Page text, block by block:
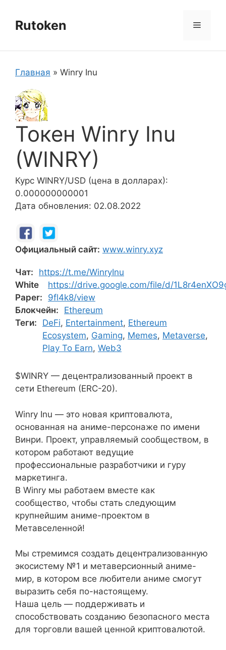
содержимому
Rutoken Меню
Главная » Winry Inu
Токен Winry Inu
(WINRY)
Курс WINRY/USD (цена в долларах):
0.000000000001
Дата обновления: 02.08.2022
Официальный сайт: www.winry.xyz
Чат:
https://t.me/WinryInu
White
Paper:
https://drive.google.com/file/d/
9fl4k8/view
Блокчейн:
Ethereum
Теги:
DeFi, Entertainment, Ethereum
Ecosystem, Gaming, Memes, Metaverse,
Play To Earn, Web3
$WINRY — децентрализованный проект в
сети Ethereum (ERC-20).
Winry Inu — это новая криптовалюта,
основанная на аниме-персонаже по имени
Винри. Проект, управляемый сообществом, в
котором работают ведущие
профессиональные разработчики и гуру
маркетинга.
В Winry мы работаем вместе как
сообщество, чтобы стать следующим
крупнейшим аниме-проектом в
Метавселенной!
Мы стремимся создать децентрализованную
экосистему №1 и метаверсионный аниме-
мир, в котором все любители аниме смогут
выразить себя по-настоящему.
Наша цель — поддерживать и
способствовать созданию безопасного места
для торговли вашей ценной криптовалютой.